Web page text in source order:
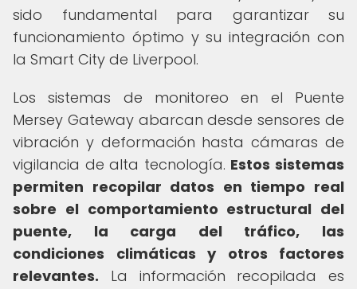
sido fundamental para garantizar su
funcionamiento óptimo y su integración con
la Smart City de Liverpool.
Los sistemas de monitoreo en el Puente
Mersey Gateway abarcan desde sensores de
vibración y deformación hasta cámaras de
vigilancia de alta tecnología. Estos sistemas
permiten recopilar datos en tiempo real
sobre el comportamiento estructural del
puente, la carga del tráfico, las
condiciones climáticas y otros factores
relevantes. La información recopilada es